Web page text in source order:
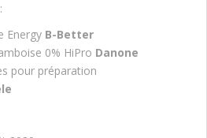
Energy B-Better
0% HiPro Danone
pour préparation